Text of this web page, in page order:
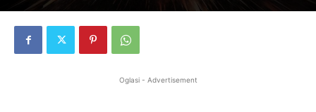
Oglasi - Advertisement